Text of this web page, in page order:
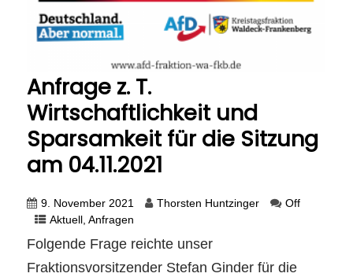
Anfrage z. T.
Wirtschaftlichkeit und
Sparsamkeit für die Sitzung
am 04.11.2021
9. November 2021 Thorsten Huntzinger
Off
Aktuell,Anfragen
Folgende Frage reichte unser
Fraktionsvorsitzender Stefan Ginder für die